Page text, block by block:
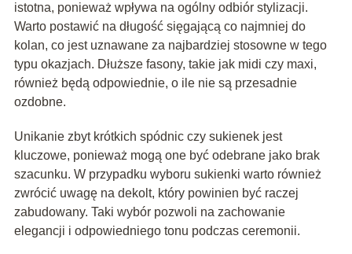
istotna, ponieważ wpływa na ogólny odbiór stylizacji.
Warto postawić na długość sięgającą co najmniej do
kolan, co jest uznawane za najbardziej stosowne w tego
typu okazjach. Dłuższe fasony, takie jak midi czy maxi,
również będą odpowiednie, o ile nie są przesadnie
ozdobne.
Unikanie zbyt krótkich spódnic czy sukienek jest
kluczowe, ponieważ mogą one być odebrane jako brak
szacunku. W przypadku wyboru sukienki warto również
zwrócić uwagę na dekolt, który powinien być raczej
zabudowany. Taki wybór pozwoli na zachowanie
elegancji i odpowiedniego tonu podczas ceremonii.